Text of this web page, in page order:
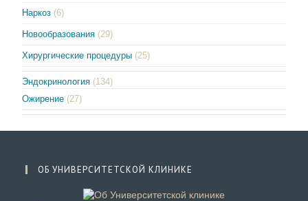
Наркоз (6)
Новообразования (29)
Хирургические процедуры (25)
Эндокринология (134)
Ожирение (27)
ОБ УНИВЕРСИТЕТСКОЙ КЛИНИКЕ